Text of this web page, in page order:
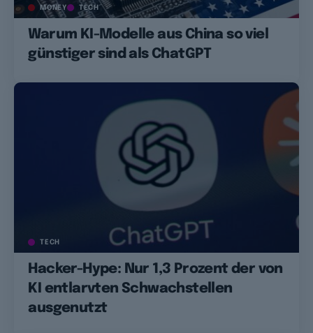
MONEY TECH
Warum KI-Modelle aus China so viel
günstiger sind als ChatGPT
TECH
Hacker-Hype: Nur 1,3 Prozent der von
KI entlarvten Schwachstellen
ausgenutzt